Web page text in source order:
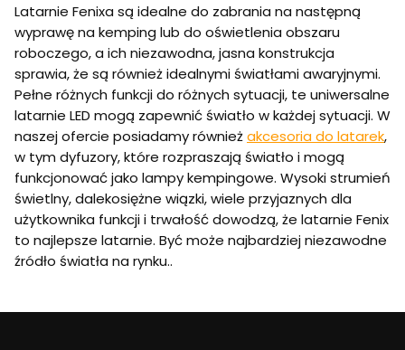
Latarnie Fenixa są idealne do zabrania na następną
wyprawę na kemping lub do oświetlenia obszaru
roboczego, a ich niezawodna, jasna konstrukcja
sprawia, że są również idealnymi światłami awaryjnymi.
Pełne różnych funkcji do różnych sytuacji, te uniwersalne
latarnie LED mogą zapewnić światło w każdej sytuacji. W
naszej ofercie posiadamy równieżakcesoria do latarek,
w tym dyfuzory, które rozpraszają światło i mogą
funkcjonować jako lampy kempingowe. Wysoki strumień
świetlny, dalekosiężne wiązki, wiele przyjaznych dla
użytkownika funkcji i trwałość dowodzą, że latarnie Fenix
to najlepsze latarnie. Być może najbardziej niezawodne
źródło światła na rynku..